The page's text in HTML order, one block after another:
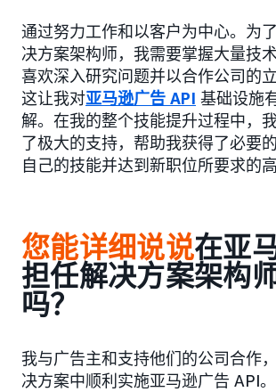
通过努力工作和以客户为中心。为
决方案架构师，我需要掌握大量技
喜欢深入研究问题并以合作公司的
这让我对亚马逊广告 API 基础设施
解。在我的整个技能提升过程中，
了极大的支持，帮助我获得了必要
自己的技能并达到新职位所要求的高
您能详细说说在亚
担任解决方案架构
吗？
我与广告主和支持他们的公司合作
决方案中顺利实施亚马逊广告 API